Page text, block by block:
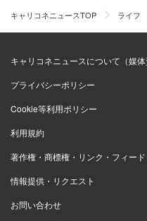
キャリコネニュースTOP ライフ
キャリコネニュースについて（媒体
プライバシーポリシー
Cookie等利用ポリシー
利用規約
著作権・商標権・リンク・フィード
情報提供・リクエスト
お問い合わせ